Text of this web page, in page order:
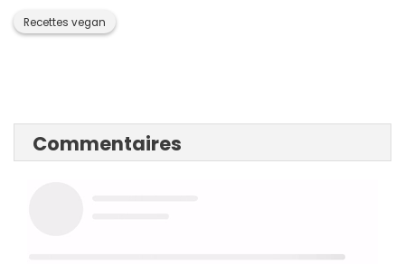
Recettes vegan
Commentaires